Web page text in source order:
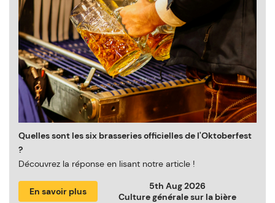
Quelles sont les six brasseries officielles de l'Oktoberfest
?
Découvrez la réponse en lisant notre article !
En savoir plus
5th Aug 2026
Culture générale sur la bière